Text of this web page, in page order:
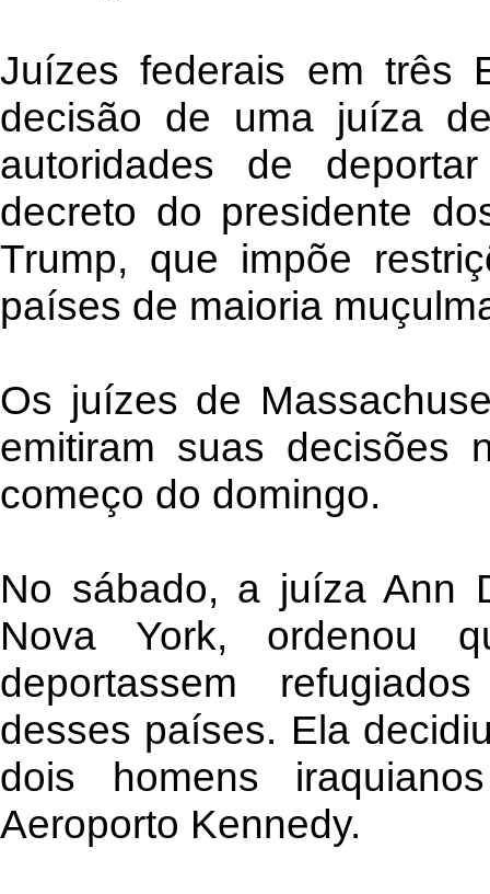
Juízes federais em três
decisão de uma juíza
autoridades de
decreto do presidente
Trump, que impõe
países de maioria
Os juízes de
emitiram suas decisões
começo do domingo.
No sábado, a juíza Ann
Nova York, ordenou
deportassem
desses países. Ela
dois homens
Aeroporto Kennedy.